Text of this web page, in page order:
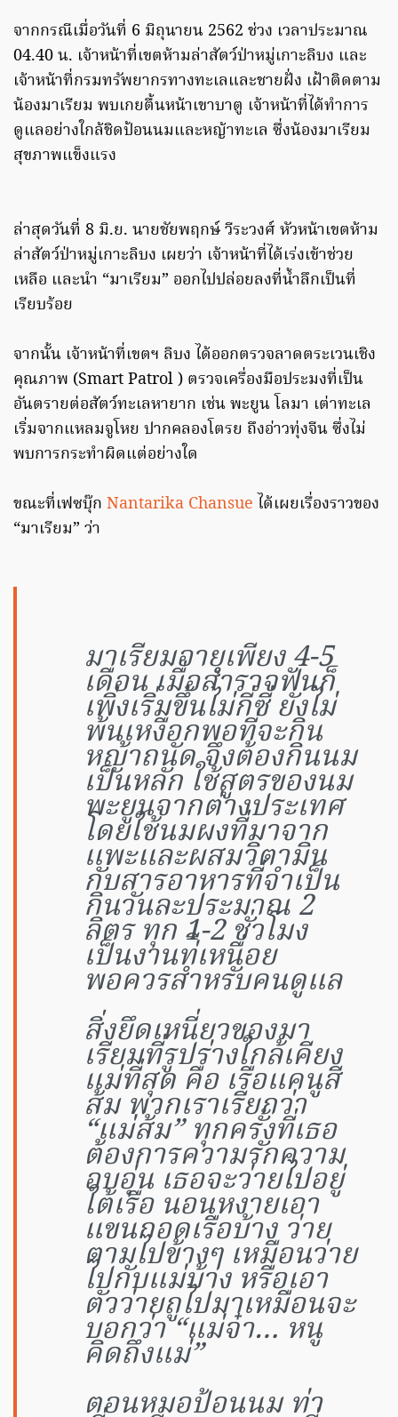
จากกรณีเมื่อวันที่ 6 มิถุนายน 2562 ช่วง เวลาประมาณ
04.40 น. เจ้าหน้าที่เขตห้ามล่าสัตว์ป่าหมู่เกาะลิบง และ
เจ้าหน้าที่กรมทรัพยากรทางทะเลและชายฝั่ง เฝ้าติดตาม
น้องมาเรียม พบเกยตื้นหน้าเขาบาตู เจ้าหน้าที่ได้ทำการ
ดูแลอย่างใกล้ชิดป้อนนมและหญ้าทะเล ซึ่งน้องมาเรียม
สุขภาพแข็งแรง
ล่าสุดวันที่ 8 มิ.ย. นายชัยพฤกษ์ วีระวงศ์ หัวหน้าเขตห้าม
ล่าสัตว์ป่าหมู่เกาะลิบง เผยว่า เจ้าหน้าที่ได้เร่งเข้าช่วย
เหลือ และนำ “มาเรียม” ออกไปปล่อยลงที่น้ำลึกเป็นที่
เรียบร้อย
จากนั้น เจ้าหน้าที่เขตฯ ลิบง ได้ออกตรวจลาดตระเวนเชิง
คุณภาพ (Smart Patrol ) ตรวจเครื่องมือประมงที่เป็น
อันตรายต่อสัตว์ทะเลหายาก เช่น พะยูน โลมา เต่าทะเล
เริ่มจากแหลมจูโหย ปากคลองโตรย ถึงอ่าวทุ่งจีน ซึ่งไม่
พบการกระทำผิดแต่อย่างใด
ขณะที่เฟซบุ๊ก Nantarika Chansue ได้เผยเรื่องราวของ
“มาเรียม” ว่า
มาเรียมอายุเพียง 4-5
เดือน เมื่อสำรวจฟันก็
เพิ่งเริ่มขึ้นไม่กี่ซี่ ยังไม่
พ้นเหงือกพอที่จะกิน
หญ้าถนัด จึงต้องกินนม
เป็นหลัก ใช้สูตรของนม
พะยูนจากต่างประเทศ
โดยใช้นมผงที่มาจาก
แพะและผสมวิตามิน
กับสารอาหารที่จำเป็น
กินวันละประมาณ 2
ลิตร ทุก 1-2 ชั่วโมง
เป็นงานท่ีเหนื่อย
พอควรสำหรับคนดูแล
สิ่งยึดเหนี่ยวของมา
เรียมที่รูปร่างใกล้เคียง
แม่ที่สุด คือ เรือแคนูสี
ส้ม พวกเราเรียกว่า
“แม่ส้ม” ทุกครั้งที่เธอ
ต้องการความรักความ
อบอุ่น เธอจะว่ายไปอยู่
ใต้เรือ นอนหงายเอา
แขนกอดเรือบ้าง ว่าย
ตามไปข้างๆ เหมือนว่าย
ไปกับแม่บ้าง หรือเอา
ตัวว่ายถูไปมาเหมือนจะ
บอกว่า “แม่จ๋า… หนู
คิดถึงแม่”
ตอนหมอป้อนนม ท่า